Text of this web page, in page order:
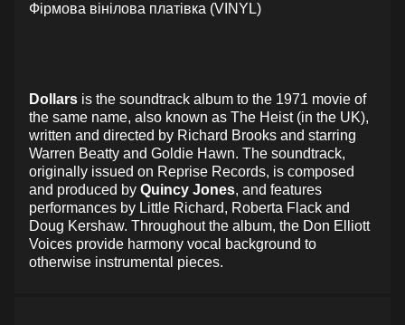
Фірмова вінілова платівка (VINYL)
Dollars is the soundtrack album to the 1971 movie of
the same name, also known as The Heist (in the UK),
written and directed by Richard Brooks and starring
Warren Beatty and Goldie Hawn. The soundtrack,
originally issued on Reprise Records, is composed
and produced by Quincy Jones, and features
performances by Little Richard, Roberta Flack and
Doug Kershaw. Throughout the album, the Don Elliott
Voices provide harmony vocal background to
otherwise instrumental pieces.